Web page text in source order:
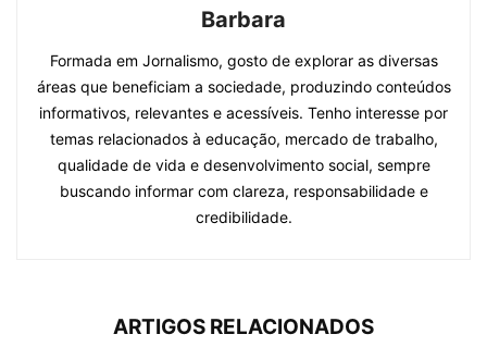
Barbara
Formada em Jornalismo, gosto de explorar as diversas
áreas que beneficiam a sociedade, produzindo conteúdos
informativos, relevantes e acessíveis. Tenho interesse por
temas relacionados à educação, mercado de trabalho,
qualidade de vida e desenvolvimento social, sempre
buscando informar com clareza, responsabilidade e
credibilidade.
ARTIGOS RELACIONADOS